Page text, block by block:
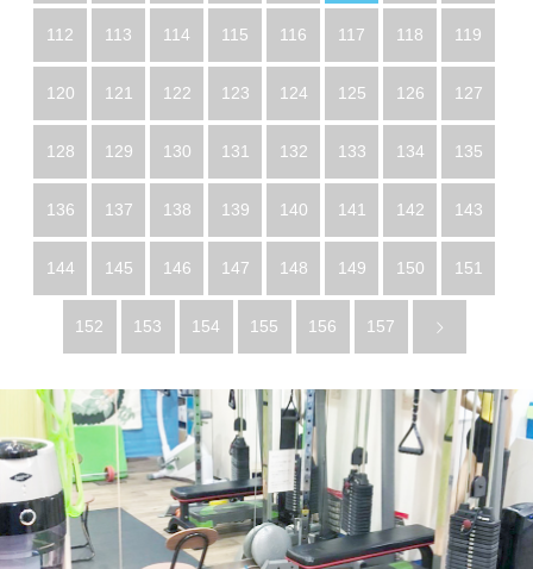
112 113 114 115 116 117 118 119
120 121 122 123 124 125 126 127
128 129 130 131 132 133 134 135
136 137 138 139 140 141 142 143
144 145 146 147 148 149 150 151
152 153 154 155 156 157